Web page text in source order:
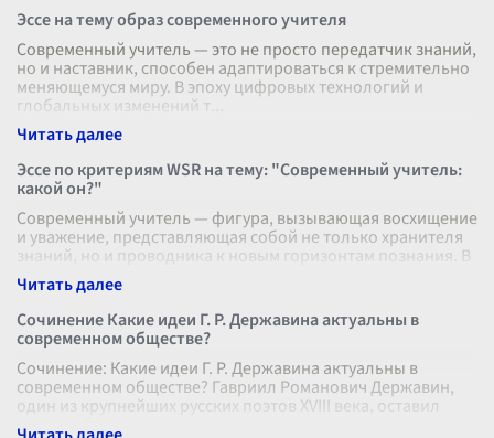
Эссе на тему образ современного учителя
Современный учитель — это не просто передатчик знаний,
но и наставник, способен адаптироваться к стремительно
меняющемуся миру. В эпоху цифровых технологий и
глобальных изменений т
Эссе по критериям WSR на тему: "Современный учитель:
какой он?"
Современный учитель — фигура, вызывающая восхищение
и уважение, представляющая собой не только хранителя
знаний, но и проводника к новым горизонтам познания. В
условиях стремительн
Сочинение Какие идеи Г. Р. Державина актуальны в
современном обществе?
Сочинение: Какие идеи Г. Р. Державина актуальны в
современном обществе? Гавриил Романович Державин,
один из крупнейших русских поэтов XVIII века, оставил
после себя наследие, в ко